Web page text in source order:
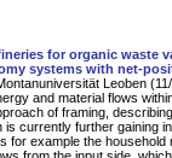
for organic waste
systems with net-
Leoben
and material flows
of framing,
currently further gaining
for example the household
from the input side,